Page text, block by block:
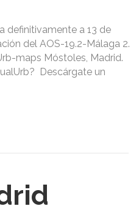
definitivamente a 13 de
del AOS-19.2-Málaga 2.
maps Móstoles, Madrid.
Descárgate un